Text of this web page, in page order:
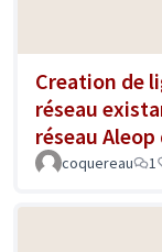
Creation de
réseau
réseau
coquereau 1